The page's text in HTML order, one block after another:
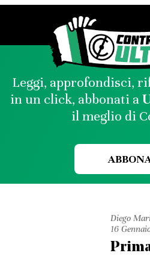
Leggi, approfondisci,
in un click, abbonati a
il meglio di
Diego
16